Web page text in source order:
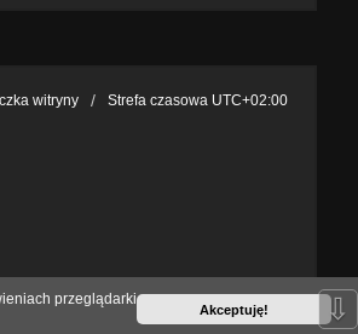
przeglądarki
Akceptuję!
witryny Strefa czasowa UTC+02:00
⇩